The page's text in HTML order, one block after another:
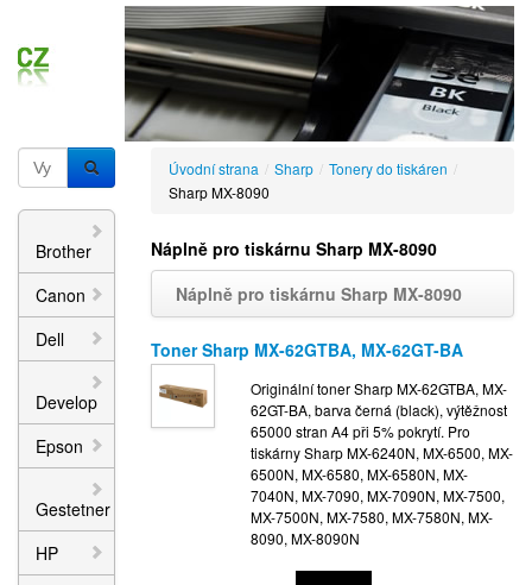
Brother
Canon
Dell
Develop
Epson
Gestetner
HP
Úvodní strana / Sharp / Tonery do tiskáren /
Sharp MX-8090
Náplně pro tiskárnu Sharp MX-8090
Náplně pro tiskárnu Sharp MX-8090
Toner Sharp MX-62GTBA, MX-62GT-BA
Originální toner Sharp MX-62GTBA, MX-
62GT-BA, barva černá (black), výtěžnost
65000 stran A4 při 5% pokrytí. Pro
tiskárny Sharp MX-6240N, MX-6500, MX-
6500N, MX-6580, MX-6580N, MX-
7040N, MX-7090, MX-7090N, MX-7500,
MX-7500N, MX-7580, MX-7580N, MX-
8090, MX-8090N